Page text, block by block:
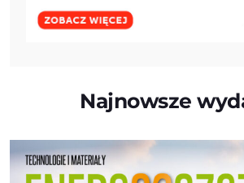
Najnowsze